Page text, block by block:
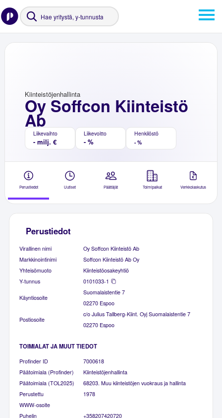
Oy Soffcon Kiinteistö
Ab
Kiinteistöjenhallinta
Liikevaihto
- milj. €
Liikevoitto
- %
Henkilöstö
- %
Perustiedot Uutiset Päättäjät Toimipaikat Verkkolaskutus
Perustiedot
Virallinen nimi
Oy Soffcon Kiinteistö Ab
Markkinointinimi
Soffcon Kiinteistö Ab Oy
Yhteisömuoto
Kiinteistöosakeyhtiö
Y-tunnus
0101033-1
Käyntiosoite
Suomalaistentie 7
02270 Espoo
Postiosoite
c/o Julius Tallberg-Kiint. Oyj Suomalaistentie 7
02270 Espoo
TOIMIALAT JA MUUT TIEDOT
Profinder ID
7000618
Päätoimiala (Profinder)
Kiinteistöjenhallinta
Päätoimiala (TOL2025)
68203. Muu kiinteistöjen vuokraus ja hallinta
Perustettu
1978
WWW-osoite
Puhelin
+358207420720